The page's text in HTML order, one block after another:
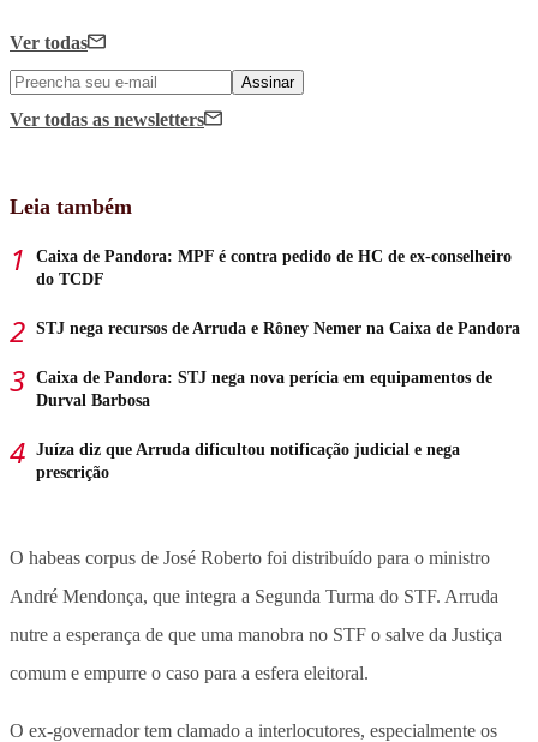
Ver todas
Assinar
Ver todas as newsletters
Leia também
Caixa de Pandora: MPF é contra pedido de HC de ex-conselheiro
do TCDF
STJ nega recursos de Arruda e Rôney Nemer na Caixa de Pandora
Caixa de Pandora: STJ nega nova perícia em equipamentos de
Durval Barbosa
Juíza diz que Arruda dificultou notificação judicial e nega
prescrição
O habeas corpus de José Roberto foi distribuído para o ministro
André Mendonça, que integra a Segunda Turma do STF. Arruda
nutre a esperança de que uma manobra no STF o salve da Justiça
comum e empurre o caso para a esfera eleitoral.
O ex-governador tem clamado a interlocutores, especialmente os